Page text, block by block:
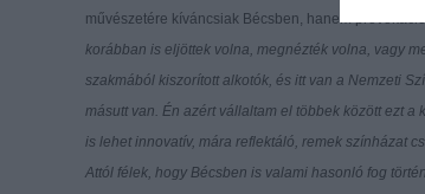
művészetére kíváncsiak Bécsben, hanem
korábban is eljöttek volna, megnézték volna, vagy
szakmából kiszorított alkotók, és itt van a Nemzeti
másutt van. Én azért vállaltam el többek között ezt
is lehet innovatív, mára reflektáló, remek színházat
Attól félek, hogy Bécsben is valami hasonló fog